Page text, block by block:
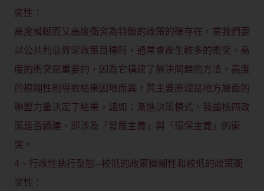
突性：
高度模糊而又高度衝突為特徵的政策的確存在，當我們要
以公共利益界定政策目標時，通常會產生較多的衝突，高
度的衝突是重要的，因為它構建了解決問題的方法，高度
的模糊性則導致結果因地而異，其主要原理是地方層面的
聯盟力量決定了結果。諸如：漸進決策模式，我國核四政
策是否續建，即涉及「發展主義」與「環保主義」的衝
突。
4、行政性執行型態─較低的政策模糊性和較低的政策衝
突性：